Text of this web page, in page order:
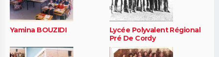
Yamina BOUZIDI
Lycée Polyvalent Régional
Pré De Cordy